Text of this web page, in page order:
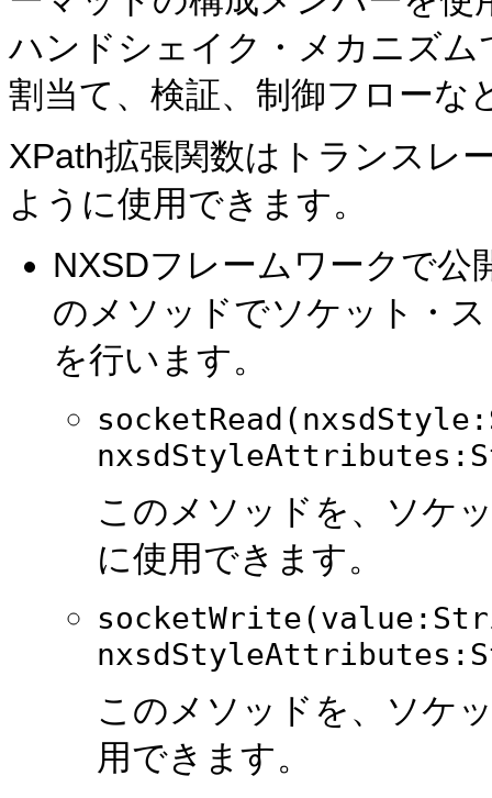
ハンドシェイク・メカニズ
割当て、検証、制御フローな
XPath拡張関数はトランスレ
ように使用できます。
NXSDフレームワークで公
のメソッドでソケット・
を行います。
このメソッドを、ソケ
に使用できます。
このメソッドを、ソケ
用できます。